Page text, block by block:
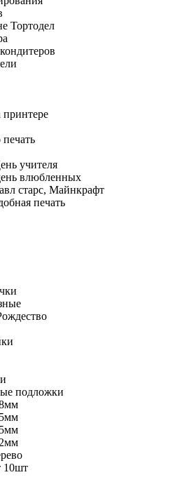
Тортодел
печать
учителя
влюбленных
старс, Майнкрафт
печать
подложки
10шт